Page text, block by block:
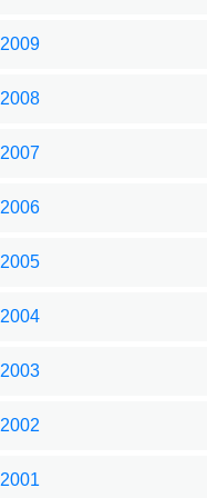
2009
2008
2007
2006
2005
2004
2003
2002
2001